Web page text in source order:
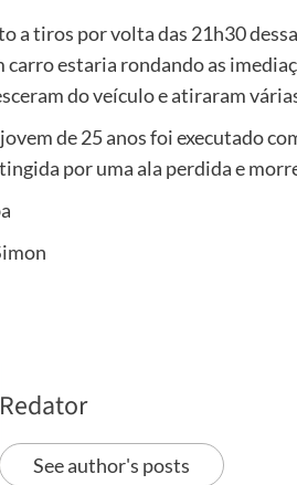
a tiros por volta das 21h30
carro estaria rondando as
do veículo e atiraram
de 25 anos foi executado
por uma ala perdida e
Redator
See author's posts